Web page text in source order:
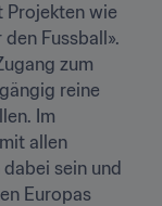
Projekten wie
Fussball».
zum
reine
Im
allen
sein und
Europas